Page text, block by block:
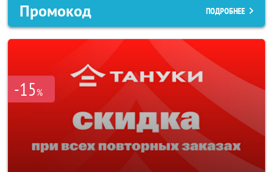
Промокод ПОДРОБНЕЕ
-15%